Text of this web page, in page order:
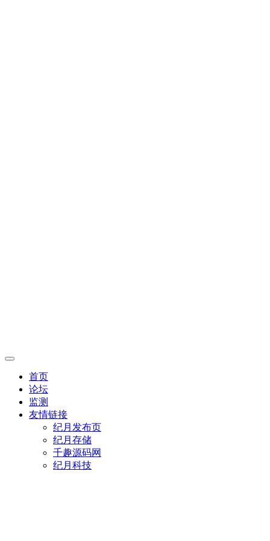
首页
论坛
监测
友情链接
纪月发布页
纪月存储
千趣源码网
纪月科技